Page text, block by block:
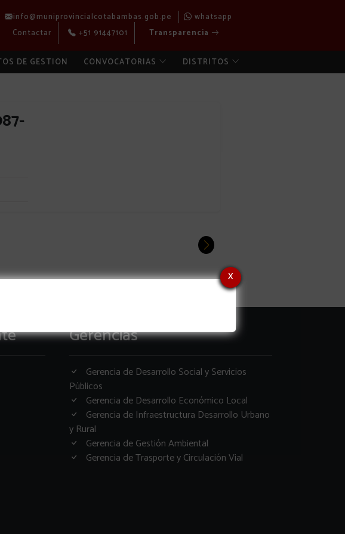
info@muniprovincialcotabambas.gob.pe
whatsapp
Contactar
+51 91447101 Transparencia
DE GESTION CONVOCATORIAS DISTRITOS
x
Gerencias
Gerencia de Desarrollo Social y Servicios
Públicos
Gerencia de Desarrollo Económico Local
Gerencia de Infraestructura Desarrollo Urbano
y Rural
Gerencia de Gestión Ambiental
Gerencia de Trasporte y Circulación Vial